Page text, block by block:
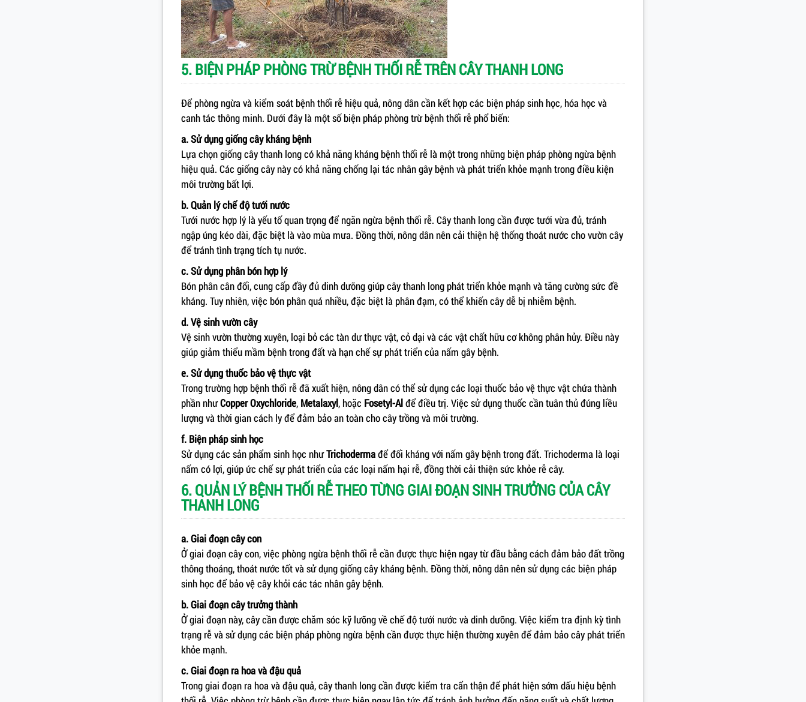
5. BIỆN PHÁP PHÒNG TRỪ BỆNH THỐI RỄ TRÊN CÂY THANH LONG
Để phòng ngừa và kiểm soát bệnh thối rễ hiệu quả, nông dân cần kết hợp các biện pháp sinh học, hóa học và
canh tác thông minh. Dưới đây là một số biện pháp phòng trừ bệnh thối rễ phổ biến:
a. Sử dụng giống cây kháng bệnh
Lựa chọn giống cây thanh long có khả năng kháng bệnh thối rễ là một trong những biện pháp phòng ngừa bệnh
hiệu quả. Các giống cây này có khả năng chống lại tác nhân gây bệnh và phát triển khỏe mạnh trong điều kiện
môi trường bất lợi.
b. Quản lý chế độ tưới nước
Tưới nước hợp lý là yếu tố quan trọng để ngăn ngừa bệnh thối rễ. Cây thanh long cần được tưới vừa đủ, tránh
ngập úng kéo dài, đặc biệt là vào mùa mưa. Đồng thời, nông dân nên cải thiện hệ thống thoát nước cho vườn cây
để tránh tình trạng tích tụ nước.
c. Sử dụng phân bón hợp lý
Bón phân cân đối, cung cấp đầy đủ dinh dưỡng giúp cây thanh long phát triển khỏe mạnh và tăng cường sức đề
kháng. Tuy nhiên, việc bón phân quá nhiều, đặc biệt là phân đạm, có thể khiến cây dễ bị nhiễm bệnh.
d. Vệ sinh vườn cây
Vệ sinh vườn thường xuyên, loại bỏ các tàn dư thực vật, cỏ dại và các vật chất hữu cơ không phân hủy. Điều này
giúp giảm thiểu mầm bệnh trong đất và hạn chế sự phát triển của nấm gây bệnh.
e. Sử dụng thuốc bảo vệ thực vật
Trong trường hợp bệnh thối rễ đã xuất hiện, nông dân có thể sử dụng các loại thuốc bảo vệ thực vật chứa thành
phần nhưCopper Oxychloride, Metalaxyl, hoặc Fosetyl-Alđể điều trị. Việc sử dụng thuốc cần tuân thủ đúng liều
lượng và thời gian cách ly để đảm bảo an toàn cho cây trồng và môi trường.
f. Biện pháp sinh học
Sử dụng các sản phẩm sinh học nhưTrichodermađể đối kháng với nấm gây bệnh trong đất. Trichoderma là loại
nấm có lợi, giúp ức chế sự phát triển của các loại nấm hại rễ, đồng thời cải thiện sức khỏe rễ cây.
6. QUẢN LÝ BỆNH THỐI RỄ THEO TỪNG GIAI ĐOẠN SINH TRƯỞNG CỦA CÂY
THANH LONG
a. Giai đoạn cây con
Ở giai đoạn cây con, việc phòng ngừa bệnh thối rễ cần được thực hiện ngay từ đầu bằng cách đảm bảo đất trồng
thông thoáng, thoát nước tốt và sử dụng giống cây kháng bệnh. Đồng thời, nông dân nên sử dụng các biện pháp
sinh học để bảo vệ cây khỏi các tác nhân gây bệnh.
b. Giai đoạn cây trưởng thành
Ở giai đoạn này, cây cần được chăm sóc kỹ lưỡng về chế độ tưới nước và dinh dưỡng. Việc kiểm tra định kỳ tình
trạng rễ và sử dụng các biện pháp phòng ngừa bệnh cần được thực hiện thường xuyên để đảm bảo cây phát triển
khỏe mạnh.
c. Giai đoạn ra hoa và đậu quả
Trong giai đoạn ra hoa và đậu quả, cây thanh long cần được kiểm tra cẩn thận để phát hiện sớm dấu hiệu bệnh